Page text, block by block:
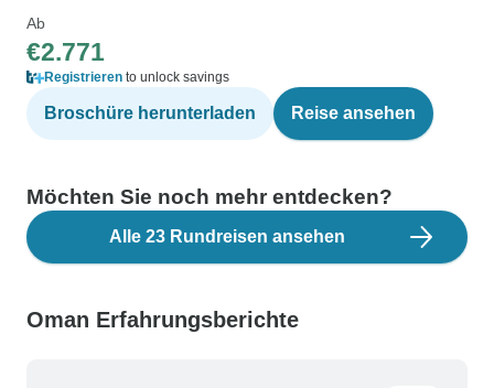
Ab
€2.771
Registrieren to unlock savings
Broschüre herunterladen Reise ansehen
Möchten Sie noch mehr entdecken?
Alle 23 Rundreisen ansehen
Oman Erfahrungsberichte